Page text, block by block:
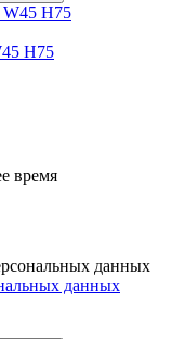
H75
время
данных
данных